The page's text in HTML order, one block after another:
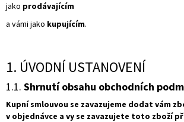
jako prodávajícím
a vámi jako kupujícím.
1. ÚVODNÍ USTANOVENÍ
1.1. Shrnutí obsahu obchodních
Kupní smlouvou se zavazujeme dodat vám
v objednávce a vy se zavazujete toto zboží